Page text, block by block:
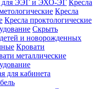
для ЭЭГ и ЭХО-ЭГ Кресла
Кресла
Кресла проктологические
Скрыть
и новорожденных
Кровати
металлические
для кабинета